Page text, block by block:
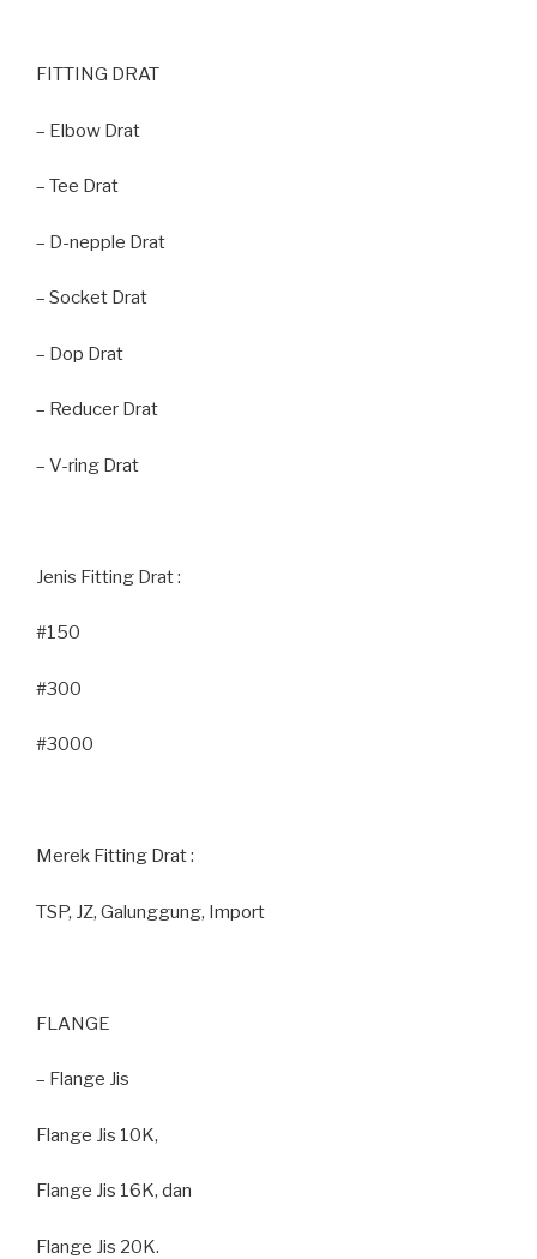
FITTING DRAT
– Elbow Drat
– Tee Drat
– D-nepple Drat
– Socket Drat
– Dop Drat
– Reducer Drat
– V-ring Drat
Jenis Fitting Drat :
#150
#300
#3000
Merek Fitting Drat :
TSP, JZ, Galunggung, Import
FLANGE
– Flange Jis
Flange Jis 10K,
Flange Jis 16K, dan
Flange Jis 20K.